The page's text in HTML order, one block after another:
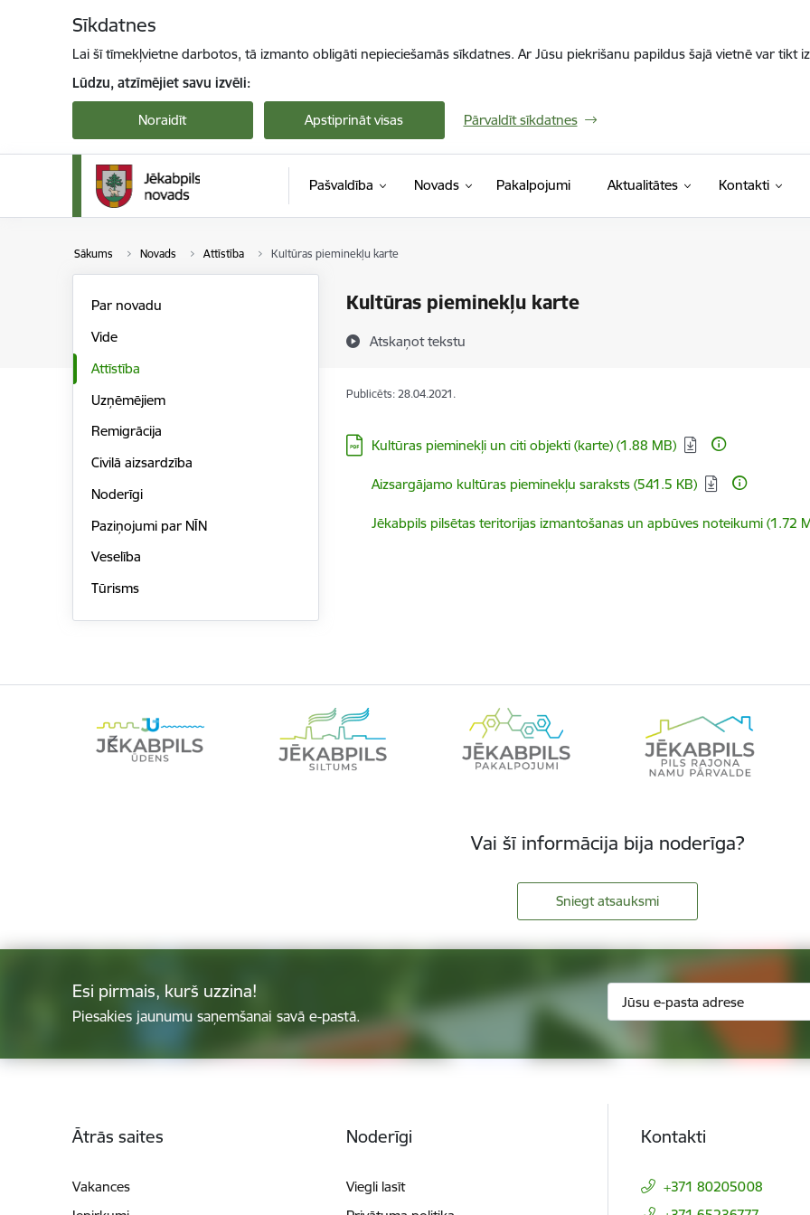
Sīkdatnes
Lai šī tīmekļvietne darbotos, tā izmanto obligāti nepieciešamās sīkdatnes. Ar Jūsu piekrišanu papildus šajā vietnē var tikt
Lūdzu, atzīmējiet savu izvēli:
Noraidīt Apstiprināt visas Pārvaldīt sīkdatnes
Pašvaldība Novads Pakalpojumi Aktualitātes Kontakti
Sākums Novads Attīstība Kultūras pieminekļu karte
Kultūras pieminekļu karte
Atskaņot tekstu
Par novadu
Vide
Attīstība
Uzņēmējiem
Remigrācija
Civilā aizsardzība
Noderīgi
Paziņojumi par NĪN
Veselība
Tūrisms
Publicēts: 28.04.2021.
Lejupielādēt:
Kultūras pieminekļi un citi objekti (karte) (1.88 MB)
Lejupielādēt:
Aizsargājamo kultūras pieminekļu saraksts (541.5 KB)
Lejupielādēt:
Jēkabpils pilsētas teritorijas izmantošanas un apbūves noteikumi (1.72
Vai šī informācija bija noderīga?
Sniegt atsauksmi
Esi pirmais, kurš uzzina!
Piesakies jaunumu saņemšanai savā e-pastā.
Ātrās saites
Vakances
Noderīgi
Viegli lasīt
Kontakti
+371 80205008